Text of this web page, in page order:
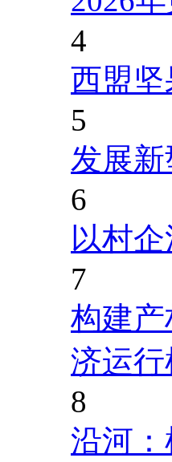
4
西盟
5
发展
6
以村
7
构建
济运行
8
沿河